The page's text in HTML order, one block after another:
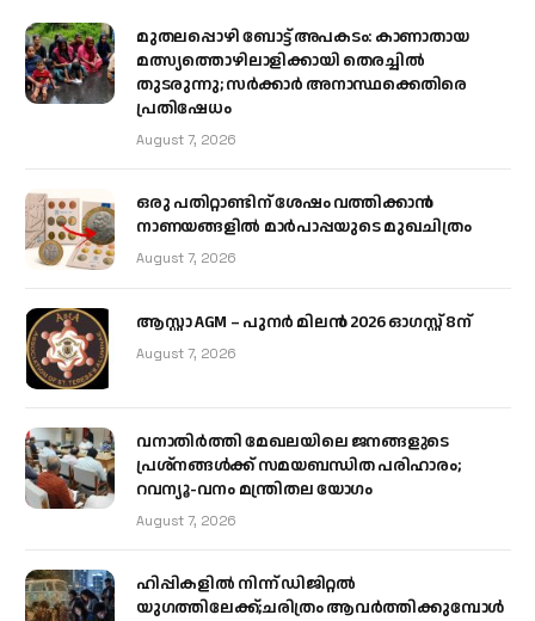
മുതലപ്പൊഴി ബോട്ട് അപകടം: കാണാതായ
മത്സ്യത്തൊഴിലാളിക്കായി തെരച്ചിൽ
തുടരുന്നു; സർക്കാർ അനാസ്ഥക്കെതിരെ
പ്രതിഷേധം
August 7, 2026
ഒരു പതിറ്റാണ്ടിന് ശേഷം വത്തിക്കാൻ
നാണയങ്ങളിൽ മാർപാപ്പയുടെ മുഖചിത്രം
August 7, 2026
ആസ്റ്റാ AGM – പുനർ മിലൻ 2026 ഓഗസ്റ്റ് 8ന്
August 7, 2026
വനാതിർത്തി മേഖലയിലെ ജനങ്ങളുടെ
പ്രശ്നങ്ങൾക്ക് സമയബന്ധിത പരിഹാരം;
റവന്യൂ-വനം മന്ത്രിതല യോഗം
August 7, 2026
ഹിപ്പികളില്‍ നിന്ന് ഡിജിറ്റല്‍
യുഗത്തിലേക്ക്;ചരിത്രം ആവര്‍ത്തിക്കുമ്പോള്‍